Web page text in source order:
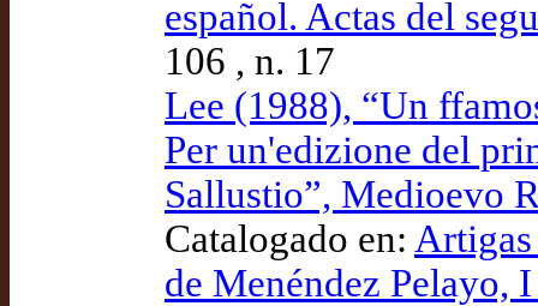
español. Actas del
106 , n. 17
Lee (1988), “Un
Per un'edizione del
Sallustio”, Medioevo
Catalogado en:
de Menéndez Pelayo,